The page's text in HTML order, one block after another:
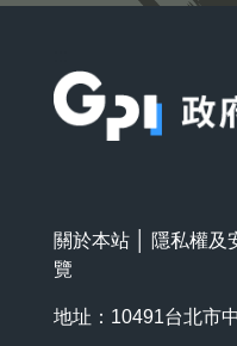
關於本站 隱私權及
覽
地址：10491台北市